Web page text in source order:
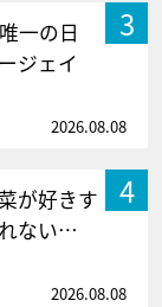
3
一の日
ジェイ
2026.08.08
4
が好きす
ない…
2026.08.08